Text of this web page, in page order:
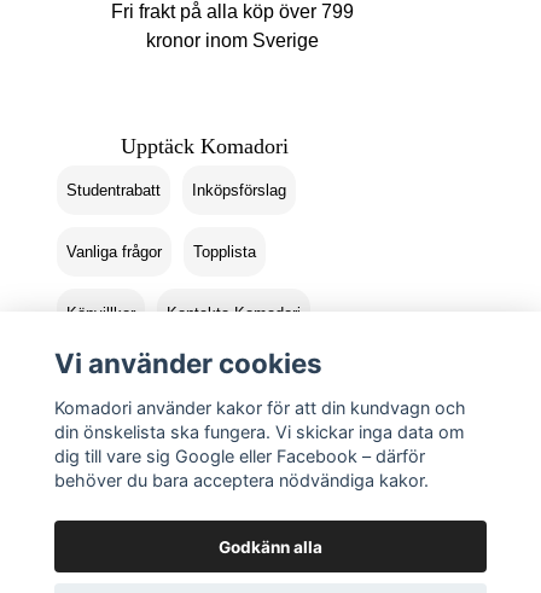
Fri frakt på alla köp över 799
kronor inom Sverige
Upptäck Komadori
Studentrabatt Inköpsförslag
Vanliga frågor Topplista
Köpvillkor Kontakta Komadori
Logga in Returer
Vi använder cookies
Komadori använder kakor för att din kundvagn och
din önskelista ska fungera. Vi skickar inga data om
dig till vare sig Google eller Facebook – därför
behöver du bara acceptera nödvändiga kakor.
Godkänn alla